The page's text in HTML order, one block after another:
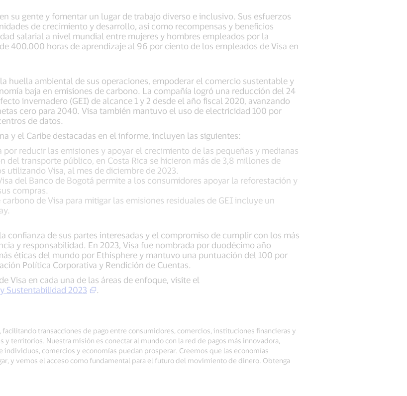
su gente y fomentar un lugar de trabajo diverso e inclusivo. Sus esfuerzos
de crecimiento y desarrollo, así como recompensas y beneficios
salarial a nivel mundial entre mujeres y hombres empleados por la
400.000 horas de aprendizaje al 96 por ciento de los empleados de Visa en
huella ambiental de sus operaciones, empoderar el comercio sustentable y
baja en emisiones de carbono. La compañía logró una reducción del 24
invernadero (GEI) de alcance 1 y 2 desde el año fiscal 2020, avanzando
cero para 2040. Visa también mantuvo el uso de electricidad 100 por
de datos.
y el Caribe destacadas en el informe, incluyen las siguientes:
por reducir las emisiones y apoyar el crecimiento de las pequeñas y medianas
del transporte público, en Costa Rica se hicieron más de 3,8 millones de
utilizando Visa, al mes de diciembre de 2023.
del Banco de Bogotá permite a los consumidores apoyar la reforestación y
compras.
de Visa para mitigar las emisiones residuales de GEI incluye un
confianza de sus partes interesadas y el compromiso de cumplir con los más
y responsabilidad. En 2023, Visa fue nombrada por duodécimo año
éticas del mundo por Ethisphere y mantuvo una puntuación del 100 por
Política Corporativa y Rendición de Cuentas.
Visa en cada una de las áreas de enfoque, visite el
Sustentabilidad 2023
facilitando transacciones de pago entre consumidores, comercios, instituciones financieras y
territorios. Nuestra misión es conectar al mundo con la red de pagos más innovadora,
individuos, comercios y economías puedan prosperar. Creemos que las economías
y vemos el acceso como fundamental para el futuro del movimiento de dinero. Obtenga